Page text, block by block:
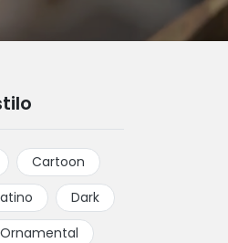
Cartoon
Dark
Ornamental